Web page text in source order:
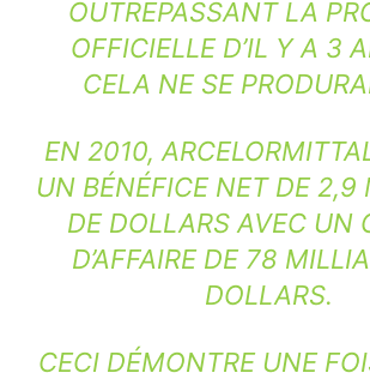
OUTREPASSANT LA
OFFICIELLE D’IL Y A 3
CELA NE SE
EN 2010,
UN BÉNÉFICE NET DE 2,9
DE DOLLARS AVEC UN
D’AFFAIRE DE 78
DOLLARS.
CECI DÉMONTRE UNE